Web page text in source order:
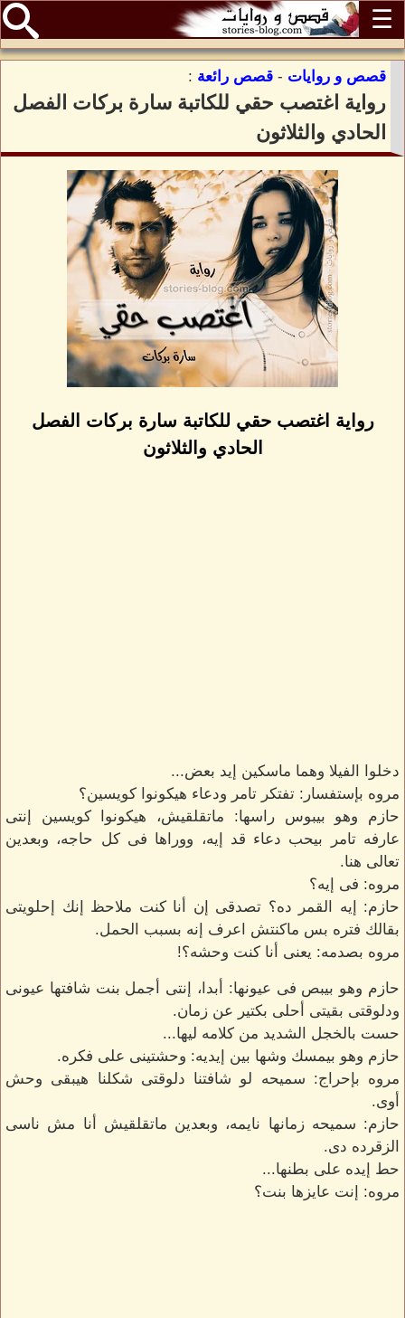
☰
قصص و روايات - قصص رائعة :
رواية اغتصب حقي للكاتبة سارة بركات الفصل
الحادي والثلاثون
رواية اغتصب حقي للكاتبة سارة بركات الفصل
الحادي والثلاثون
دخلوا الفيلا وهما ماسكين إيد بعض...
مروه بإستفسار: تفتكر تامر ودعاء هيكونوا كويسين؟
حازم وهو بيبوس راسها: ماتقلقيش، هيكونوا كويسين إنتى
عارفه تامر بيحب دعاء قد إيه، ووراها فى كل حاجه، وبعدين
تعالى هنا.
مروه: فى إيه؟
حازم: إيه القمر ده؟ تصدقى إن أنا كنت ملاحظ إنك إحلويتى
بقالك فتره بس ماكنتش اعرف إنه بسبب الحمل.
مروه بصدمه: يعنى أنا كنت وحشه؟!
حازم وهو بيبص فى عيونها: أبدا، إنتى أجمل بنت شافتها عيونى
ودلوقتى بقيتى أحلى بكتير عن زمان.
حست بالخجل الشديد من كلامه ليها...
حازم وهو بيمسك وشها بين إيديه: وحشتينى على فكره.
مروه بإحراج: سميحه لو شافتنا دلوقتى شكلنا هيبقى وحش
أوى.
حازم: سميحه زمانها نايمه، وبعدين ماتقلقيش أنا مش ناسى
الزقرده دى.
حط إيده على بطنها...
مروه: إنت عايزها بنت؟